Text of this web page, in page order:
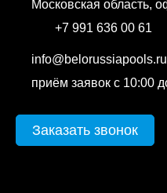
Московская область,
+7 991 636 00 61
info@belorussiapools.ru
приём заявок с 10:00
Заказать звонок